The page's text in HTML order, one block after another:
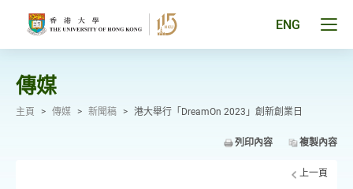
ENG
傳媒
主頁 > 傳媒 > 新聞稿 > 港大舉行「DreamOn 2023」創新創業日
列印內容 複製內容
上一頁